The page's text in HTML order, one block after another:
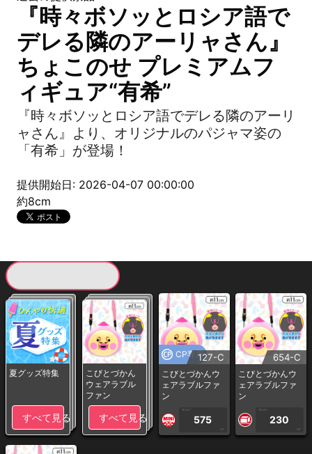
『時々ボソッとロシア語で
デレる隣のアーリャさん』
ちょこのせ プレミアムフ
ィギュア“有希”
『時々ボソッとロシア語でデレる隣のアーリ
ャさん』より、オリジナルのパジャマ姿の
「有希」が登場！
提供開始日: 2026-04-07 00:00:00
約8cm
夏グッズ特集
すべて見る
こびとづかん
ウェアラブル
ファン
すべて見る
CP専用127-C
こびとづかんウ
ェアラブルファ
ン
1PLAY
575
CP
654-C
こびとづかんウ
ェアラブルファ
ン
1PLAY
230
CP